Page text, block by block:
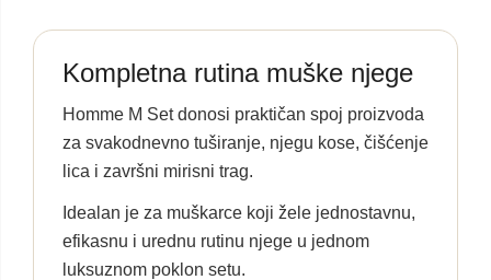
Kompletna rutina muške njege
Homme M Set donosi praktičan spoj proizvoda
za svakodnevno tuširanje, njegu kose, čišćenje
lica i završni mirisni trag.
Idealan je za muškarce koji žele jednostavnu,
efikasnu i urednu rutinu njege u jednom
luksuznom poklon setu.